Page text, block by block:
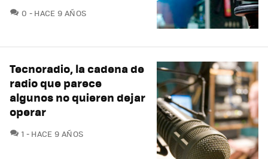
0 COMENTARIOS
HACE 9 AÑOS
Tecnoradio, la cadena de
radio que parece
algunos no quieren dejar
operar
1 COMENTARIOS
HACE 9 AÑOS